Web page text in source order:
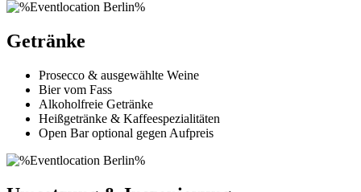
Getränke
Prosecco & ausgewählte Weine
Bier vom Fass
Alkoholfreie Getränke
Heißgetränke & Kaffeespezialitäten
Open Bar optional gegen Aufpreis